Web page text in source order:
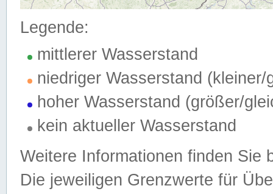
Legende:
mittlerer Wasserstand
niedriger Wasserstand (kleiner/
hoher Wasserstand (größer/
kein aktueller Wasserstand
Weitere Informationen finden Sie
Die jeweiligen Grenzwerte für